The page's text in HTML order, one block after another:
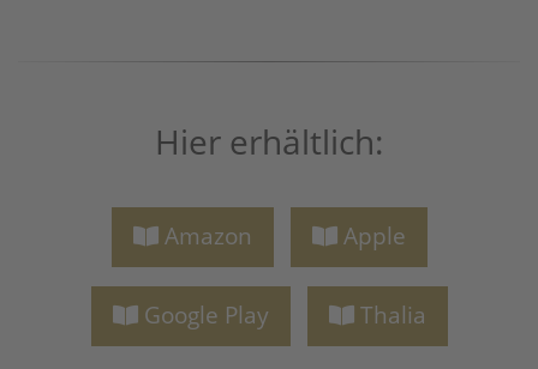
Hier erhältlich:
Amazon Apple
Google Play Thalia